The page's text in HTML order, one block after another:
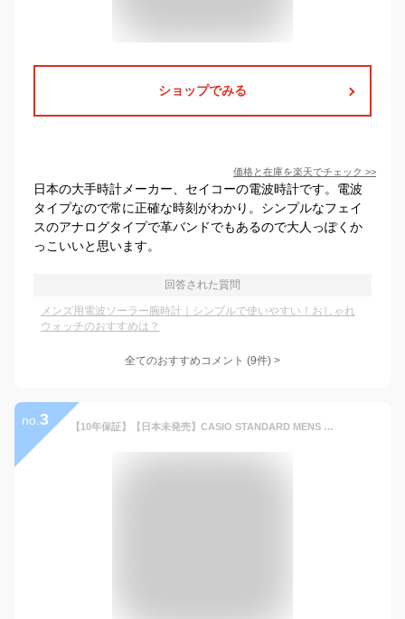
ショップでみる
価格と在庫を楽天でチェック >>
日本の大手時計メーカー、セイコーの電波時計です。電波
タイプなので常に正確な時刻がわかり。シンプルなフェイ
スのアナログタイプで革バンドでもあるので大人っぽくか
っこいいと思います。
回答された質問
メンズ用電波ソーラー腕時計｜シンプルで使いやすい！おしゃれ
ウォッチのおすすめは？
全てのおすすめコメント (9件) >
no. 3 【10年保証】【日本未発売】CASIO STANDARD MENS カシオ スタンダード MTP-V001GL.L 腕時計 時計 ブランド メンズ レディース キッズ 子供 男の子 女の子 チープカシオ チプカシ アナログ 薄型 軽量 ブラック 黒 海外モデル ギフト プレゼント